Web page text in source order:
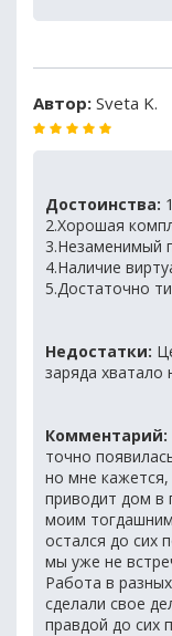
Автор: Sveta K.
Достоинства:
2.Хорошая
3.Незаменимый
4.Наличие
5.Достаточно
Недостатки:
заряда хватало
Комментарий:
точно
но мне
приводит дом в
моим
остался до сих
мы уже не
Работа в
сделали свое
правдой до сих